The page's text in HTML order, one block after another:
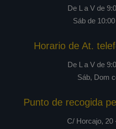
De L a V de
Sáb de
Horario de At.
De L a V de
Sáb, Dom
Punto de recogida
C/ Horcajo, 20